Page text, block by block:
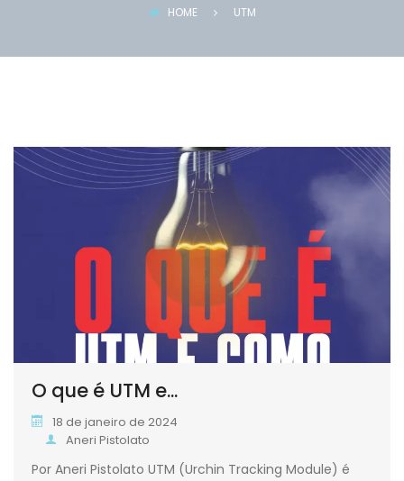
HOME UTM
O que é UTM e...
18 de janeiro de 2024
Aneri Pistolato
Por Aneri Pistolato UTM (Urchin Tracking Module) é